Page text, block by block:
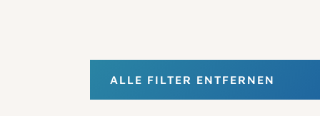
ALLE FILTER ENTFERNEN